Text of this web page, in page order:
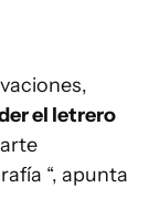
el letrero
“, apunta